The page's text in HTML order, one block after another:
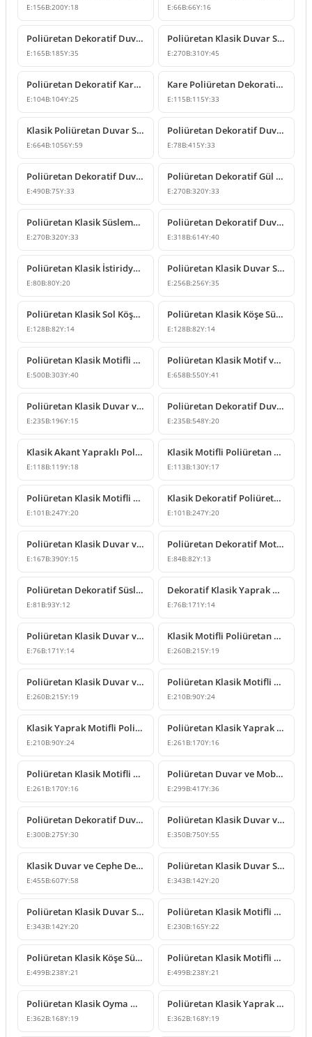
E:156B:200Y:18 E:66B:66Y:16
Poliüretan Dekoratif Duvar ve Mobilya Süsleme Modeli
E:165B:185Y:35
Poliüretan Klasik Duvar Süsleme ve Motif Modelleri
E:270B:310Y:45
Poliüretan Dekoratif Kare Süsleme Motifi
E:104B:104Y:25
Kare Poliüretan Dekoratif Süsleme ve Motif Modelleri
E:115B:115Y:33
Klasik Poliüretan Duvar Süsleme ve Motif Modelleri
E:664B:1056Y:59
Poliüretan Dekoratif Duvar Süsleme Modeli
E:78B:415Y:33
Poliüretan Dekoratif Duvar Süsleme ve Motif Modelleri
E:490B:75Y:33
Poliüretan Dekoratif Gül ve Yaprak Motifli Köşe Süsleme
E:270B:320Y:33
Poliüretan Klasik Süsleme ve Dekoratif Duvar Apliği
E:270B:320Y:33
Poliüretan Dekoratif Duvar Süsü ve Motif Modeli
E:318B:614Y:40
Poliüretan Klasik İstiridye Motifli Küçük Dekoratif Süs
E:80B:80Y:20
Poliüretan Klasik Duvar Süsleme ve Tavan Rozeti Modeli
E:256B:256Y:35
Poliüretan Klasik Sol Köşe Süsleme Modelleri ve Fiyatları
E:128B:82Y:14
Poliüretan Klasik Köşe Süsleme Modeli
E:128B:82Y:14
Poliüretan Klasik Motifli Duvar ve Mobilya Süsleme Modeli
E:500B:303Y:40
Poliüretan Klasik Motif ve Duvar Süsleme Modelleri
E:658B:550Y:41
Poliüretan Klasik Duvar ve Mobilya Süsleme Modeli
E:235B:196Y:15
Poliüretan Dekoratif Duvar ve Mobilya Süsleme Modeli
E:235B:548Y:20
Klasik Akant Yapraklı Poliüretan Süsleme Modeli
E:118B:119Y:18
Klasik Motifli Poliüretan Duvar ve Mobilya Süsleme Modeli
E:113B:130Y:17
Poliüretan Klasik Motifli Dekoratif Duvar Süsleme Modeli
E:101 B:247Y:20
Klasik Dekoratif Poliüretan Duvar ve Mobilya Süsü Modelleri
E:101 B:247Y:20
Poliüretan Klasik Duvar ve Mobilya Süsleme Modelleri
E:167B:390Y:15
Poliüretan Dekoratif Motif ve Süsleme Modelleri
E:84B:82Y:13
Poliüretan Dekoratif Süsleme ve Klasik Motifli Aplik Modeli
E:81 B:93Y:12
Dekoratif Klasik Yaprak Motifli Süsleme Modeli
E:76B:171Y:14
Poliüretan Klasik Duvar ve Mobilya Süsleme Modelleri
E:76B:171Y:14
Klasik Motifli Poliüretan Duvar ve Mobilya Süsleme Modelleri
E:260B:215Y:19
Poliüretan Klasik Duvar ve Mobilya Süsleme Modelleri
E:260B:215Y:19
Poliüretan Klasik Motifli Duvar ve Mobilya Süsleri
E:210B:90Y:24
Klasik Yaprak Motifli Poliüretan Duvar ve Mobilya Süsleme
E:210B:90Y:24
Poliüretan Klasik Yaprak Motifli Dekoratif Süsleme Modeli
E:261 B:170Y:16
Poliüretan Klasik Motifli Duvar ve Mobilya Süsleme Modeli
E:261 B:170Y:16
Poliüretan Duvar ve Mobilya Süsleme Modeli
E:299B:417Y:36
Poliüretan Dekoratif Duvar Süsleme Modeli P8013
E:300B:275Y:30
Poliüretan Klasik Duvar ve Tavan Süsleme Modelleri
E:350B:750Y:55
Klasik Duvar ve Cephe Dekorasyonu İçin Poliüretan Motif
E:455B:607Y:58
Poliüretan Klasik Duvar Süsleme ve Motif Modelleri
E:343B:142Y:20
Poliüretan Klasik Duvar Süsleme ve Motif Modeli
E:343B:142Y:20
Poliüretan Klasik Motifli Duvar ve Mobilya Süsleme
E:230B:165Y:22
Poliüretan Klasik Köşe Süsleme ve Desenli Motif Modeli
E:499B:238Y:21
Poliüretan Klasik Motifli Köşe Süsü ve Duvar Dekoru
E:499B:238Y:21
Poliüretan Klasik Oyma Mobilya ve Duvar Süsleme Modeli
E:362B:168Y:19
Poliüretan Klasik Yaprak Motifli Süsleme Modeli
E:362B:168Y:19